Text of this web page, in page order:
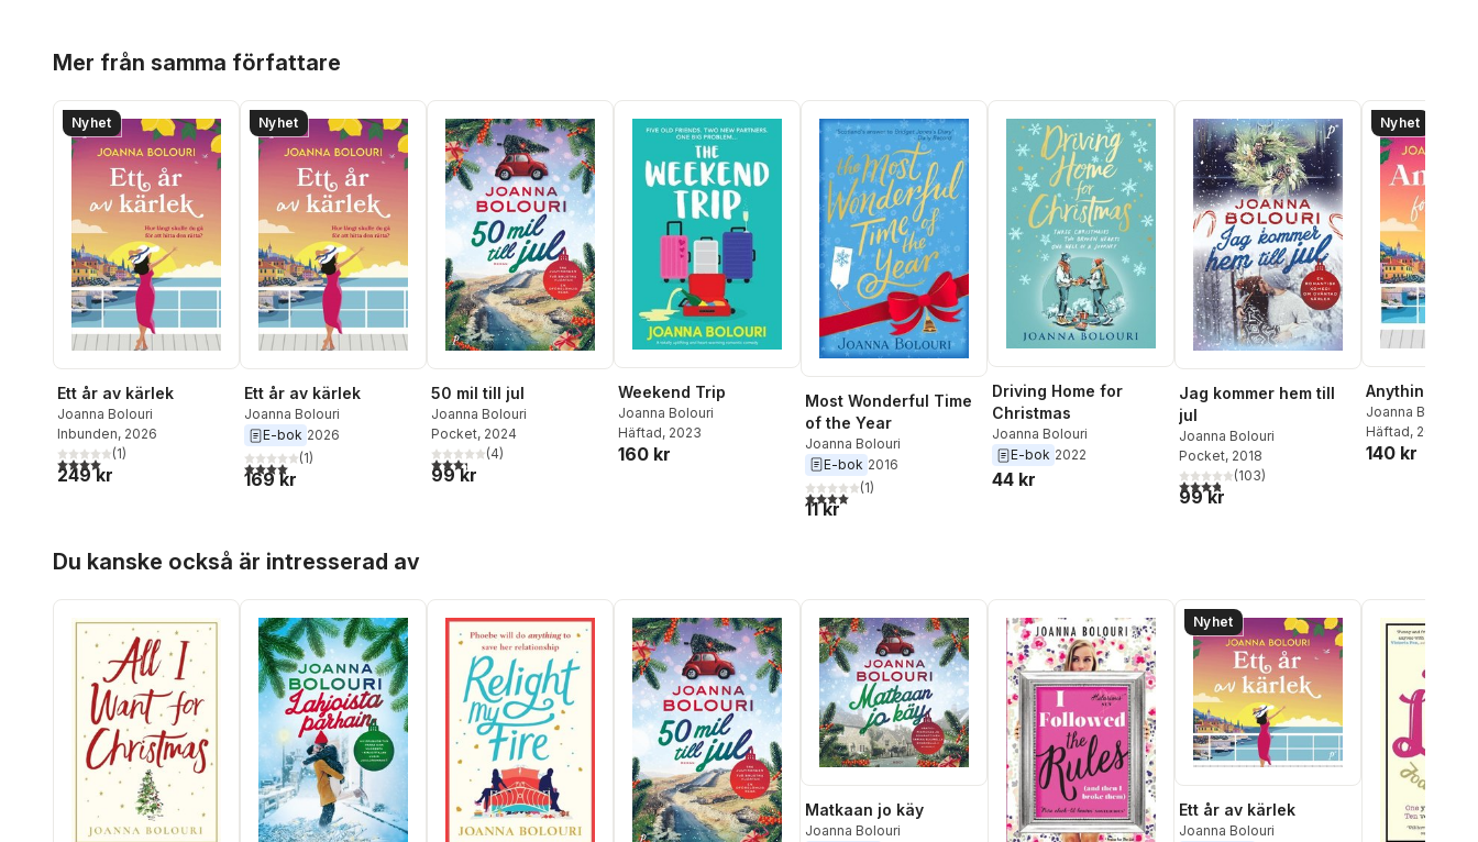
Mer från samma författare
Nyhet
Ett år av kärlek
Joanna Bolouri
Inbunden, 2026
4,0utav 5 stjärnor. Totalt antal röster:
(1)
249 kr
Nyhet
Ett år av kärlek
Joanna Bolouri
E-bok 2026
4,0utav 5 stjärnor. Totalt antal röster:
(1)
169 kr
50 mil till jul
Joanna Bolouri
Pocket, 2024
3,3utav 5 stjärnor. Totalt antal röster:
(4)
99 kr
Weekend Trip
Joanna Bolouri
Häftad, 2023
160 kr
Most Wonderful Time
of the Year
Joanna Bolouri
E-bok 2016
4,0utav 5 stjärnor. Totalt antal röster:
(1)
11 kr
Driving Home for
Christmas
Joanna Bolouri
E-bok 2022
44 kr
Jag kommer hem till
jul
Joanna Bolouri
Pocket, 2018
3,8utav 5 stjärnor. Totalt antal röster:
(103)
99 kr
Nyhet
Anything for
Joanna Bolouri
Häftad, 2026
140 kr
Du kanske också är intresserad av
Matkaan jo käy
Joanna Bolouri
Nyhet
Ett år av kärlek
Joanna Bolouri